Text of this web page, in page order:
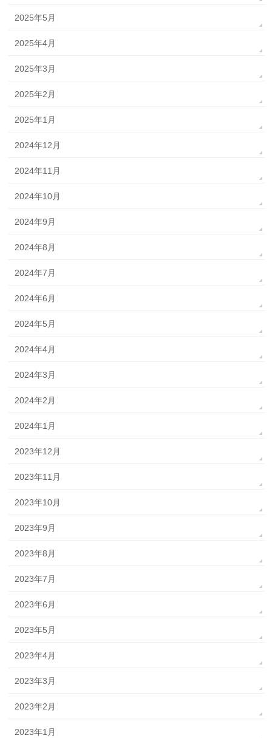
2025年5月
2025年4月
2025年3月
2025年2月
2025年1月
2024年12月
2024年11月
2024年10月
2024年9月
2024年8月
2024年7月
2024年6月
2024年5月
2024年4月
2024年3月
2024年2月
2024年1月
2023年12月
2023年11月
2023年10月
2023年9月
2023年8月
2023年7月
2023年6月
2023年5月
2023年4月
2023年3月
2023年2月
2023年1月